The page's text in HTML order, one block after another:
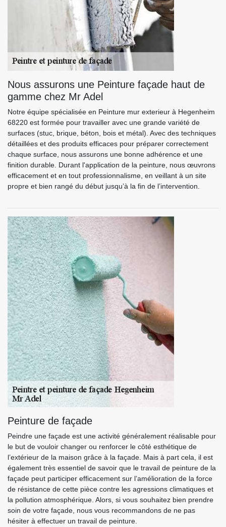
Nous assurons une Peinture façade haut de
gamme chez Mr Adel
Notre équipe spécialisée en Peinture mur exterieur à Hegenheim
68220 est formée pour travailler avec une grande variété de
surfaces (stuc, brique, béton, bois et métal). Avec des techniques
détaillées et des produits efficaces pour préparer correctement
chaque surface, nous assurons une bonne adhérence et une
finition durable. Durant l'application de la peinture, nous œuvrons
efficacement et en tout professionnalisme, en veillant à un site
propre et bien rangé du début jusqu’à la fin de l’intervention.
Peinture de façade
Peindre une façade est une activité généralement réalisable pour
le but de vouloir changer ou renforcer le côté esthétique de
l’extérieur de la maison grâce à la façade. Mais à part cela, il est
également très essentiel de savoir que le travail de peinture de la
façade peut participer efficacement sur l’amélioration de la force
de résistance de cette pièce contre les agressions climatiques et
la pollution atmosphérique. Alors, si vous souhaitez bien prendre
soin de votre façade, nous vous recommandons de ne pas
hésiter à effectuer un travail de peinture.